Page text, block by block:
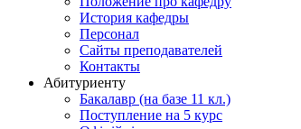
История кафедры
Персонал
Сайты преподавателей
Контакты
Абитуриенту
Бакалавр (на базе 11 кл.)
Поступление на 5 курс